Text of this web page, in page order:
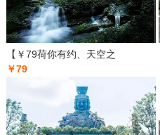
【￥79荷你有约、天空之
￥79